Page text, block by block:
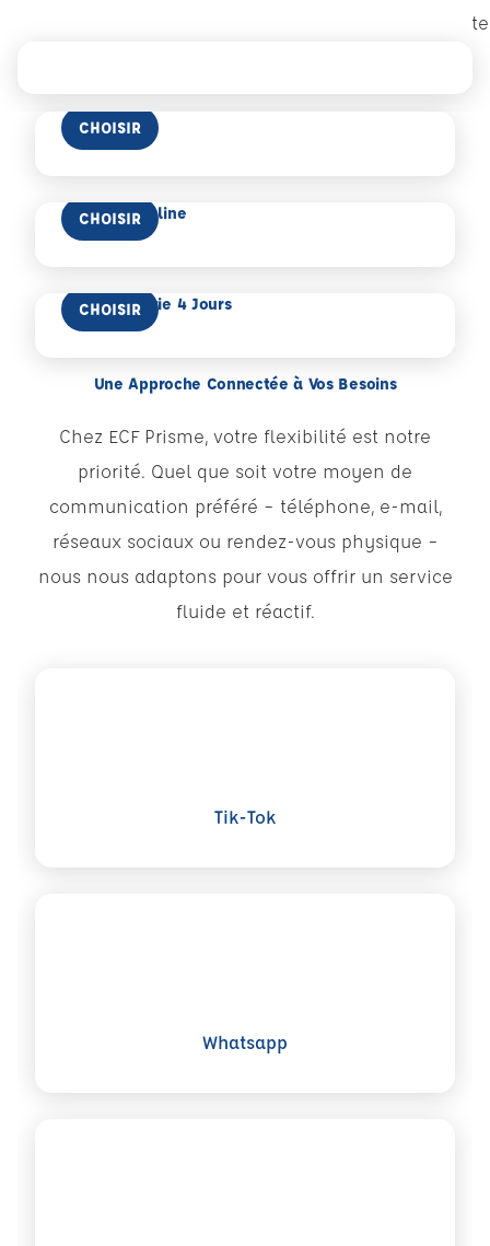
Code Online
En savoir plus
CHOISIR
Code Mix Online
En savoir plus
CHOISIR
Code Synergie 4 Jours
En savoir plus
CHOISIR
Une Approche Connectée à Vos Besoins
Chez ECF Prisme, votre flexibilité est notre
priorité. Quel que soit votre moyen de
communication préféré – téléphone, e-mail,
réseaux sociaux ou rendez-vous physique –
nous nous adaptons pour vous offrir un service
fluide et réactif.
Tik-Tok
Whatsapp